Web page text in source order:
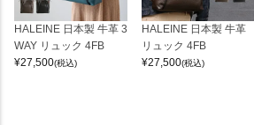
HALEINE 日本製 牛革 3
WAY リュック 4FB
¥27,500(税込)
HALEINE 日本製 牛革
リュック 4FB
¥27,500(税込)